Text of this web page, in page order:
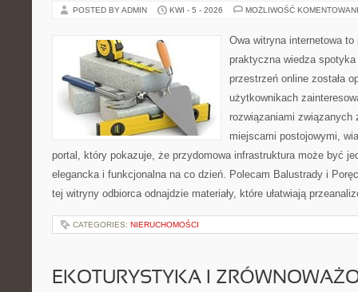
POSTED BY ADMIN KWI - 5 - 2026 MOŻLIWOŚĆ
Owa witryna internetowa
praktyczna wiedza
przestrzeń online została
użytkownikach
rozwiązaniami związanych
miejscami postojowymi,
portal, który pokazuje, że przydomowa infrastruktura może być
elegancka i funkcjonalna na co dzień. Polecam Balustrady i
tej witryny odbiorca odnajdzie materiały, które ułatwiają
CATEGORIES: NIERUCHOMOŚCI
EKOTURYSTYKA I